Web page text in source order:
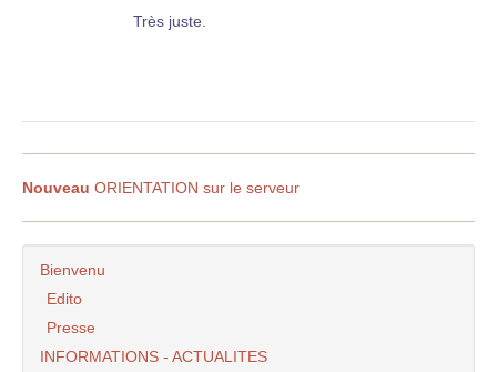
Très juste.
Nouveau ORIENTATION sur le serveur
Bienvenu
Edito
Presse
INFORMATIONS - ACTUALITES